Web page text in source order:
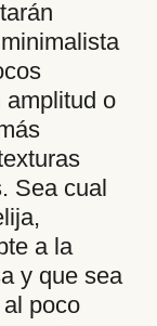
amplitud o
Sea cual
a la
y que sea
poco